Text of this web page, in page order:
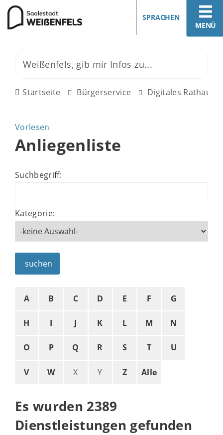
MENÜ
SPRACHEN
Startseite Bürgerservice Digitales Rathaus
Vorlesen
Anliegenliste
Suchbegriff:
Kategorie:
suchen
A B C D E F G
H I J K L M N
O P Q R S T U
V W X Y Z Alle
Es wurden 2389
Dienstleistungen gefunden